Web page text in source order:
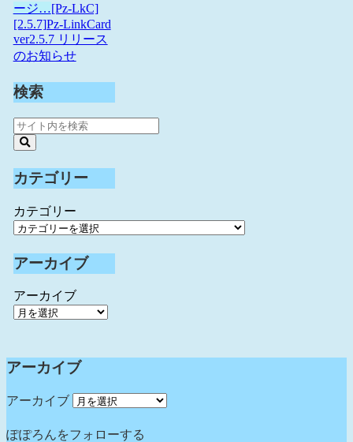
ージ…[Pz-LkC]
[2.5.7]Pz-LinkCard
ver2.5.7 リリース
のお知らせ
検索
カテゴリー
カテゴリー
アーカイブ
アーカイブ
アーカイブ
アーカイブ
ぽぽろんをフォローする